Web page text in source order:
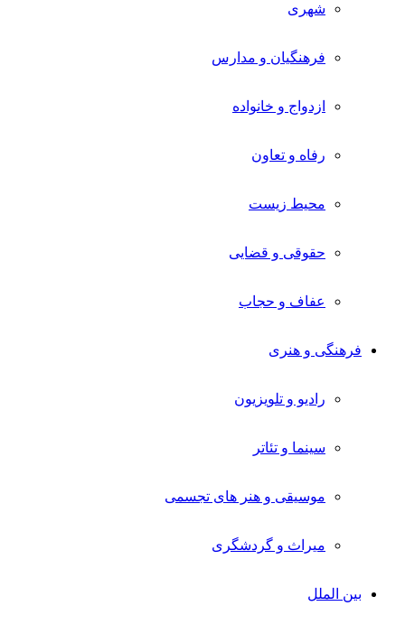
شهری
فرهنگیان و مدارس
ازدواج و خانواده
رفاه و تعاون
محیط زیست
حقوقی و قضایی
عفاف و حجاب
فرهنگی و هنری
رادیو و تلویزیون
سینما و تئاتر
موسیقی و هنر های تجسمی
میراث و گردشگری
بین الملل